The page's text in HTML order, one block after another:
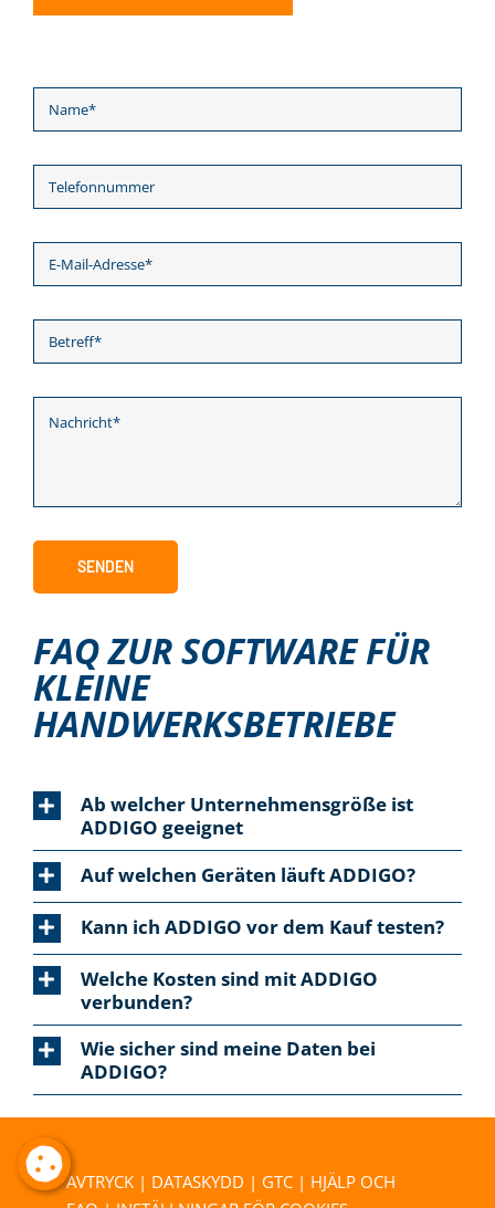
SENDEN
FAQ ZUR SOFTWARE FÜR
KLEINE
HANDWERKSBETRIEBE
Ab welcher Unternehmensgröße ist
ADDIGO geeignet
Auf welchen Geräten läuft ADDIGO?
Kann ich ADDIGO vor dem Kauf testen?
Welche Kosten sind mit ADDIGO
verbunden?
Wie sicher sind meine Daten bei
ADDIGO?
AVTRYCK | DATASKYDD | GTC | HJÄLP OCH